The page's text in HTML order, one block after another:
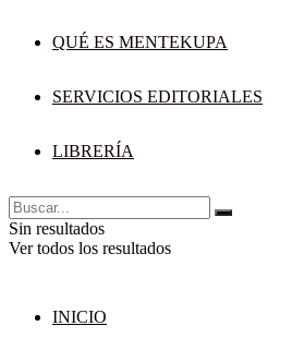
QUÉ ES MENTEKUPA
SERVICIOS EDITORIALES
LIBRERÍA
Sin resultados
Ver todos los resultados
INICIO